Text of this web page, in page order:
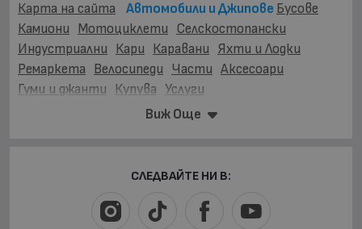
Виж Още
Карта на сайта
Автомобили и Джипове Бусове
Камиони Мотоциклети Селскостопански
Индустриални Кари Каравани Яхти и Лодки
Ремаркета Велосипеди Части Аксесоари
Гуми и джанти
Купува Услуги
Audi (16296) Austin
Bertone (1) Buick Cadillac
СЛЕДВАЙТЕ НИ В: